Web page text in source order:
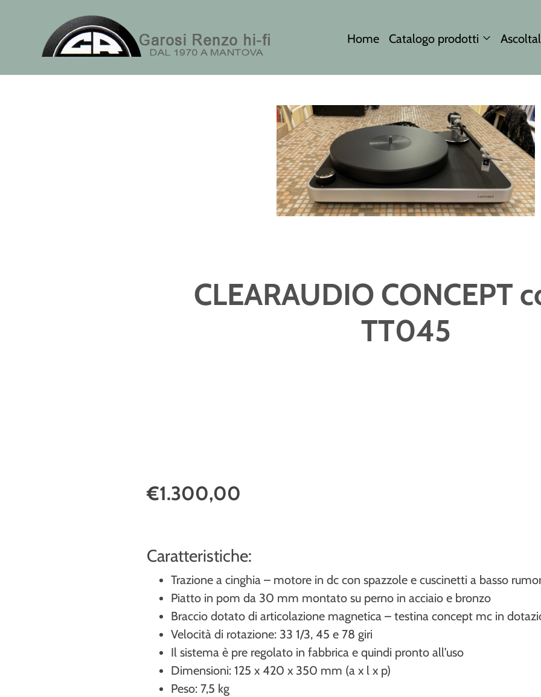
Home Catalogo prodotti
CLEARAUDIO CONCEPT
TT045
€1.300,00
Caratteristiche:
Trazione a cinghia – motore in dc con spazzole e cuscinetti a basso
Piatto in pom da 30 mm montato su perno in acciaio e bronzo
Braccio dotato di articolazione magnetica – testina concept mc in
Velocità di rotazione: 33 1/3, 45 e 78 giri
Il sistema è pre regolato in fabbrica e quindi pronto all’uso
Dimensioni: 125 x 420 x 350 mm (a x l x p)
Peso: 7,5 kg